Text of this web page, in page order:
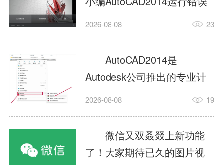
习一下吧。1.打开
AutoCAD2014这款软件，进
入AutoCAD2014的操作界
面，如图所示：2.在该界面内
找到矩形选项，如图所示：3.
点击矩...
怎么办?下面就为大家带来了
办的解决方法，有需要的小
伙伴可以来了解了解哦。1.打
开控制面板，选择
AutodeskAutoCAD2014。2.
等AutodeskAutoCAD2014的
安装程序加载完毕。3.选择添
加/...
2026-08-08 23
AutoCAD2014是
Autodesk公司推出的专业计
算机辅助设计（CAD）软
子、建筑、服装等多个工程
与设计领域。作为行业标准
工具之一，它提供了强大的
2026-08-08 19
微信又双叒叕上新功能
了！大家期待已久的图片视